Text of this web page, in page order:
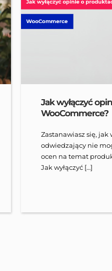
Jak wyłączyć
WooCommerce?
Zastanawiasz się, jak
odwiedzający nie
ocen na temat
Jak wyłączyć […]